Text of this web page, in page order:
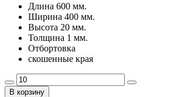
Длина 600 мм.
Ширина 400 мм.
Высота 20 мм.
Толщина 1 мм.
Отбортовка
скошенные края
В корзину